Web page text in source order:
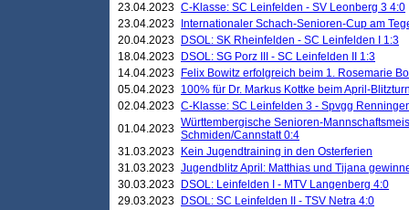
23.04.2023 C-Klasse: SC Leinfelden - SV Leonberg 3 4:0
23.04.2023
Internationaler Schach-Senioren-Cup am
20.04.2023
DSOL: SK Rheinfelden - SC Leinfelden I 1:3
18.04.2023
DSOL: SG Porz III - SC Leinfelden II 1:3
14.04.2023
Felix Bowitz erfolgreich beim 1. Rosemarie
05.04.2023 100% für Dr. Markus Kottke beim April-
02.04.2023 C-Klasse: SC Leinfelden 3 - Spvgg
01.04.2023 Württembergische Senioren-
Schmiden/Cannstatt 0:4
31.03.2023
Kein Jugendtraining in den Osterferien
31.03.2023 Jugendblitz April: Matthias und Tijana
30.03.2023
DSOL: Leinfelden I - MTV Langenberg 4:0
29.03.2023
DSOL: SC Leinfelden II - TSV Netra 4:0